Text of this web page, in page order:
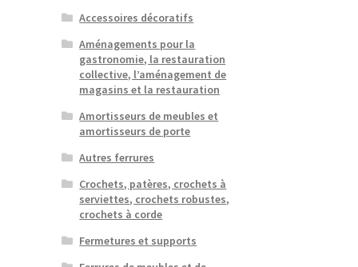
Accessoires décoratifs
Aménagements pour la
gastronomie, la restauration
collective, l’aménagement de
magasins et la restauration
Amortisseurs de meubles et
amortisseurs de porte
Autres ferrures
Crochets, patères, crochets à
serviettes, crochets robustes,
crochets à corde
Fermetures et supports